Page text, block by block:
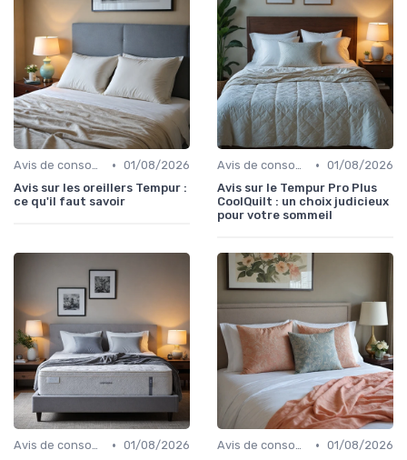
Avis de consommateurs • 01/08/2026
Avis sur les oreillers Tempur :
ce qu'il faut savoir
Avis de consommateurs • 01/08/2026
Avis sur le Tempur Pro Plus
CoolQuilt : un choix judicieux
pour votre sommeil
Avis de consommateurs • 01/08/2026
Avis de consommateurs • 01/08/2026